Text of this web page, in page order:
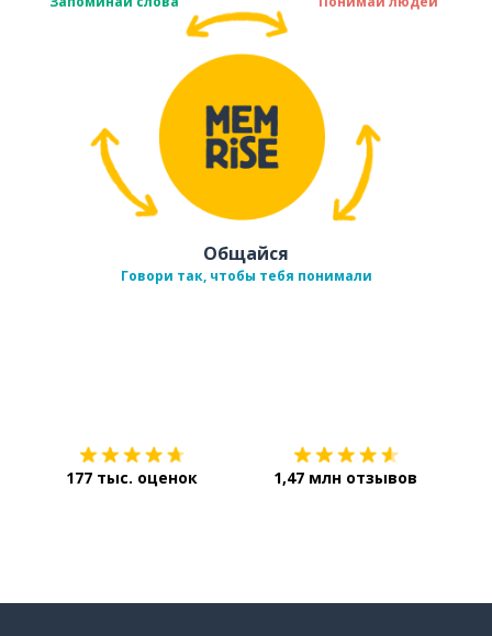
Общайся
Говори так, чтобы тебя понимали
177 тыс. оценок 1,47 млн отзывов